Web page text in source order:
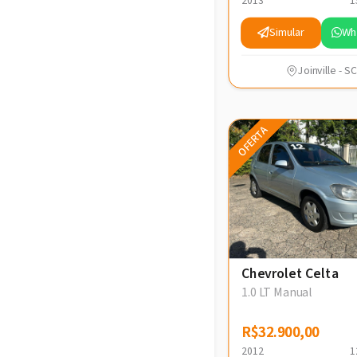
Simular
Joinville - SC
OFERTA
Chevrolet Celta
1.0 LT Manual
R$32.900,00
R$32.900,00
2012